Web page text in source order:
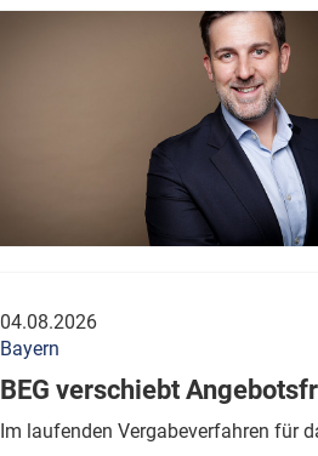
04.08.2026
Bayern
BEG verschiebt
Im laufenden Vergabeverfahren für